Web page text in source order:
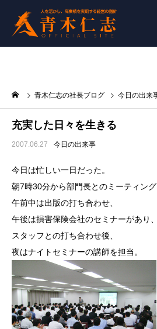
青木仁志の社長ブログ 今日の出来
充実した日々を生きる
2007.06.27 今日の出来事
今日は忙しい一日だった。
朝7時30分から部門長とのミーティング
午前中は出版の打ち合わせ、
午後は損害保険会社のセミナーがあり、
スタッフとの打ち合わせ後、
夜はナイトセミナーの講師を担当。